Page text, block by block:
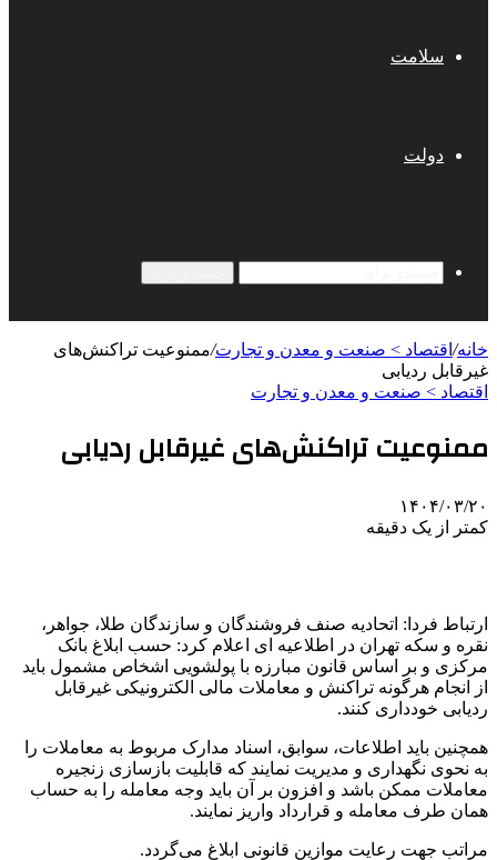
سلامت
دولت
خانه/ اقتصاد > صنعت و معدن و تجارت/ممنوعیت تراکنش‌های
غیرقابل ردیابی
اقتصاد > صنعت و معدن و تجارت
ممنوعیت تراکنش‌های غیرقابل ردیابی
۱۴۰۴/۰۳/۲۰
کمتر از یک دقیقه
ارتباط فردا: اتحادیه صنف فروشندگان و سازندگان طلا، جواهر،
نقره و سکه تهران در اطلاعیه ای اعلام کرد: حسب ابلاغ بانک
مرکزی و بر اساس قانون مبارزه با پولشویی اشخاص مشمول باید
از انجام هرگونه تراکنش و معاملات مالی الکترونیکی غیرقابل
ردیابی خودداری کنند.
همچنین باید اطلاعات، سوابق، اسناد مدارک مربوط به معاملات را
به نحوی نگهداری و مدیریت نمایند که قابلیت بازسازی زنجیره
معاملات ممکن باشد و افزون بر آن باید وجه معامله را به حساب
همان طرف معامله و قرارداد واریز نمایند.
مراتب جهت رعایت موازین قانونی ابلاغ می‌گردد.